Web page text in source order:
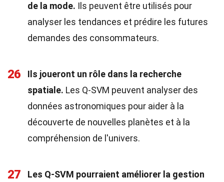
de la mode. Ils peuvent être utilisés pour
analyser les tendances et prédire les futures
demandes des consommateurs.
26
Ils joueront un rôle dans la recherche
spatiale. Les Q-SVM peuvent analyser des
données astronomiques pour aider à la
découverte de nouvelles planètes et à la
compréhension de l'univers.
27
Les Q-SVM pourraient améliorer la gestion